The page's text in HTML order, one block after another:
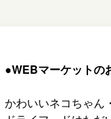
●WEBマーケットの
かわいいネコちゃん